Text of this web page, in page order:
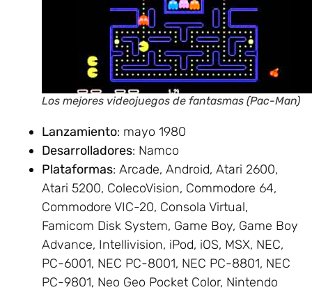
Los mejores videojuegos de fantasmas (Pac-Man)
Lanzamiento: mayo 1980
Desarrolladores: Namco
Plataformas: Arcade, Android, Atari 2600,
Atari 5200, ColecoVision, Commodore 64,
Commodore VIC-20, Consola Virtual,
Famicom Disk System, Game Boy, Game Boy
Advance, Intellivision, iPod, iOS, MSX, NEC,
PC-6001, NEC PC-8001, NEC PC-8801, NEC
PC-9801, Neo Geo Pocket Color, Nintendo